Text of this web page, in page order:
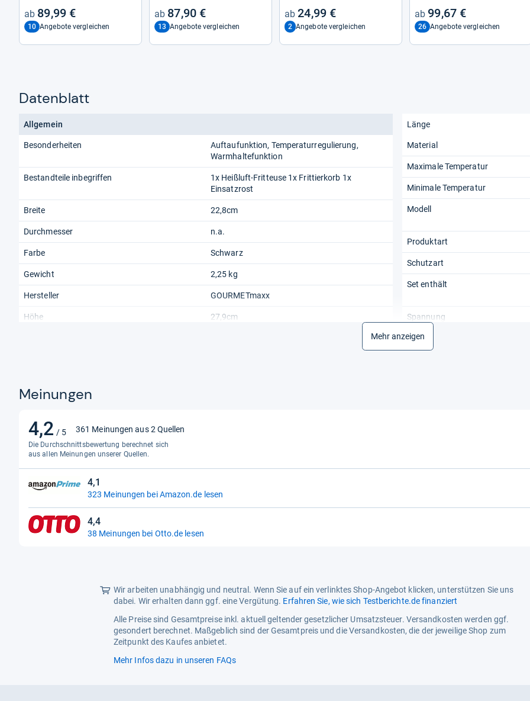
89,99 €
10 Angebote vergleichen
87,90 €
13 Angebote vergleichen
24,99 €
2 Angebote vergleichen
99,67 €
26 Angebote vergleichen
Datenblatt
Allgemein
Besonderheiten
Auftaufunktion, Temperaturregulierung,
Warmhaltefunktion
Bestandteile inbegriffen
1x Heißluft-Fritteuse 1x Frittierkorb 1x
Einsatzrost
Breite 22,8cm
Durchmesser n.a.
Farbe Schwarz
Gewicht 2,25 kg
Hersteller GOURMETmaxx
Höhe 27,9cm
Länge
Material
Maximale Temperatur
Minimale Temperatur
Modell
Produktart
Schutzart
Set enthält
Spannung
Stromquelle
Mehr anzeigen
Meinungen
4,2 / 5
4,2
von
5
Sternen
361 Meinungen aus 2 Quellen
Die Durchschnittsbewertung berechnet sich
aus allen Meinungen unserer Quellen.
4,1
4,1
von
Sternen
323 Meinungen bei Amazon.de lesen
4,4
4,4
von
38 Meinungen bei Otto.de lesen
Wir arbeiten unabhängig und neutral. Wenn Sie auf ein verlinktes Shop-Angebot klicken, unterstützen Sie uns
dabei. Wir erhalten dann ggf. eine Vergütung. Erfahren Sie, wie sich Testberichte.de finanziert
Alle Preise sind Gesamtpreise inkl. aktuell geltender gesetzlicher Umsatzsteuer. Versandkosten werden ggf.
gesondert berechnet. Maßgeblich sind der Gesamtpreis und die Versandkosten, die der jeweilige Shop zum
Zeitpunkt des Kaufes anbietet.
Mehr Infos dazu in unseren FAQs